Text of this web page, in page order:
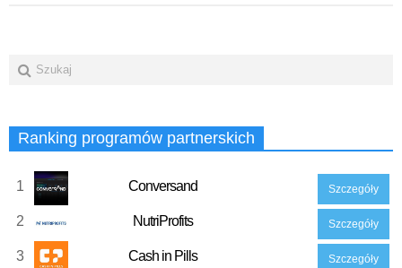
Ranking programów partnerskich
1 Conversand Szczegóły
2 NutriProfits Szczegóły
3 Cash in Pills Szczegóły